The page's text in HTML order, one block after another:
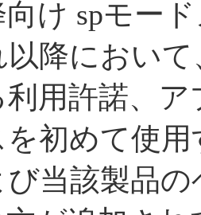
け spモー
以降におい
用許諾、
を初めて使
び当該製品